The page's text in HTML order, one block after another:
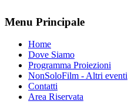
Menu Principale
Home
Dove Siamo
Programma Proiezioni
NonSoloFilm - Altri eventi
Contatti
Area Riservata